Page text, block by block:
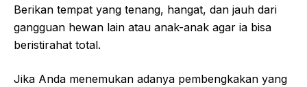
Berikan tempat yang tenang, hangat, dan jauh dari
gangguan hewan lain atau anak-anak agar ia bisa
beristirahat total.
Jika Anda menemukan adanya pembengkakan yang